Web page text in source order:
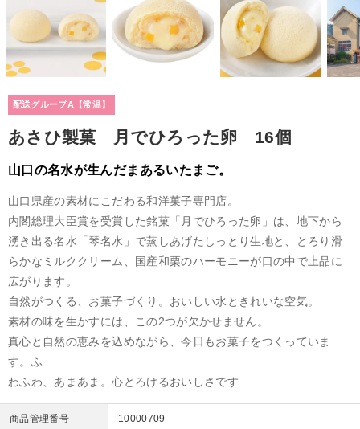
配送グループA【常温】
あさひ製菓 月でひろった卵 16個
山口の名水が生んだまあるいたまご。
山口県産の素材にこだわる和洋菓子専門店。
内閣総理大臣賞を受賞した銘菓「月でひろった卵」は、地下から
湧き出る名水「琴名水」で蒸しあげたしっとり生地と、とろり滑
らかなミルククリーム、国産和栗のハーモニーが口の中で上品に
広がります。
自然がつくる、お菓子づくり。おいしい水ときれいな空気。
素材の味を生かすには、この2つが欠かせません。
真心と自然の恵みを込めながら、今日もお菓子をつくっていま
す。ふ
わふわ、あまあま。心とろけるおいしさです
商品管理番号 10000709